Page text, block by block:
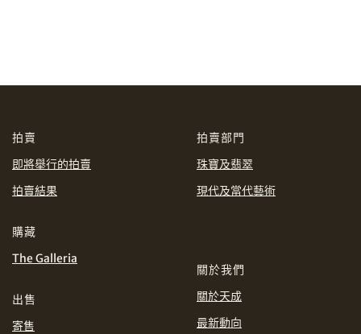
分享到WeChat
忘記密碼? 客戶服務部
我已閱讀並同意 私隱政策。
拍賣
即將舉行的拍賣
拍賣結果
購藏
The Galleria
出售
寄售
拍賣部門
珠寶及翡翠
現代及當代藝術
關於我們
關於天成
最新動向